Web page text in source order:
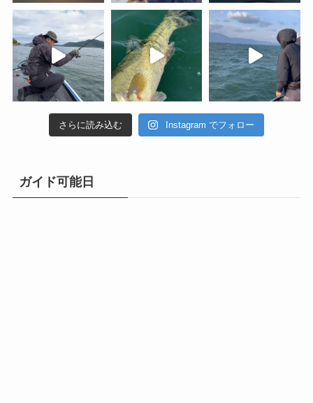
さらに読み込む Instagram でフォロー
ガイド可能日